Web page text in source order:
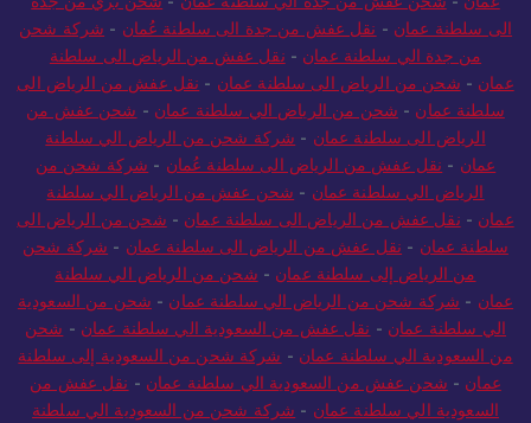
الى سلطنة عمان - نقل عفش من جدة الى سلطنة عُمان - شركة شحن
من جدة الي سلطنة عمان - نقل عفش من الرياض الى سلطنة
عمان - شحن من الرياض الى سلطنة عمان - نقل عفش من الرياض الى
سلطنة عمان - شحن من الرياض الي سلطنة عمان - شحن عفش من
الرياض الى سلطنة عمان - شركة شحن من الرياض الي سلطنة
عمان - نقل عفش من الرياض الى سلطنة عُمان - شركة شحن من
الرياض الي سلطنة عمان - شحن عفش من الرياض الي سلطنة
عمان - نقل عفش من الرياض الى سلطنة عمان - شحن من الرياض الى
سلطنة عمان - نقل عفش من الرياض الى سلطنة عمان - شركة شحن
من الرياض إلى سلطنة عمان - شحن من الرياض الي سلطنة
عمان - شركة شحن من الرياض الي سلطنة عمان - شحن من السعودية
الي سلطنة عمان - نقل عفش من السعودية الي سلطنة عمان - شحن
من السعودية الي سلطنة عمان - شركة شحن من السعودية إلى سلطنة
عمان - شحن عفش من السعودية الي سلطنة عمان - نقل عفش من
السعودية الي سلطنة عمان - شركة شحن من السعودية الي سلطنة